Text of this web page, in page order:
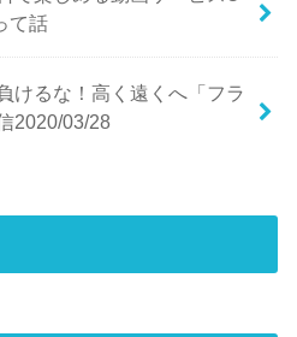
て話
けるな！高く遠くへ「フラ
2020/03/28